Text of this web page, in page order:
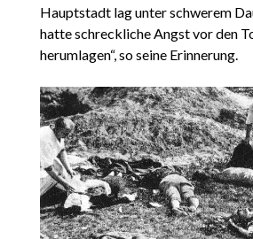
Hauptstadt lag unter schwerem
hatte schreckliche Angst vor den
herumlagen“, so seine Erinnerung.